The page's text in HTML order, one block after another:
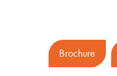
Brochure